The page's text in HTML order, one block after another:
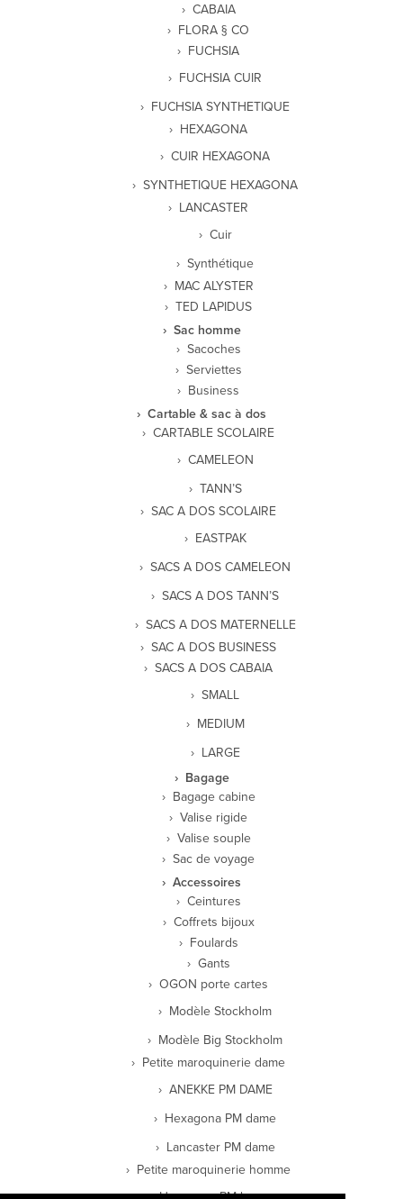
CABAIA
FLORA § CO
FUCHSIA
FUCHSIA CUIR
FUCHSIA SYNTHETIQUE
HEXAGONA
CUIR HEXAGONA
SYNTHETIQUE HEXAGONA
LANCASTER
Cuir
Synthétique
MAC ALYSTER
TED LAPIDUS
Sac homme
Sacoches
Serviettes
Business
Cartable & sac à dos
CARTABLE SCOLAIRE
CAMELEON
TANN’S
SAC A DOS SCOLAIRE
EASTPAK
SACS A DOS CAMELEON
SACS A DOS TANN’S
SACS A DOS MATERNELLE
SAC A DOS BUSINESS
SACS A DOS CABAIA
SMALL
MEDIUM
LARGE
Bagage
Bagage cabine
Valise rigide
Valise souple
Sac de voyage
Accessoires
Ceintures
Coffrets bijoux
Foulards
Gants
OGON porte cartes
Modèle Stockholm
Modèle Big Stockholm
Petite maroquinerie dame
ANEKKE PM DAME
Hexagona PM dame
Lancaster PM dame
Petite maroquinerie homme